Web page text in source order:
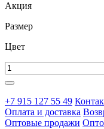
Акция
Размер
Цвет
+7 915 127 55 49
Оплата и доставка
Оптовые продажи